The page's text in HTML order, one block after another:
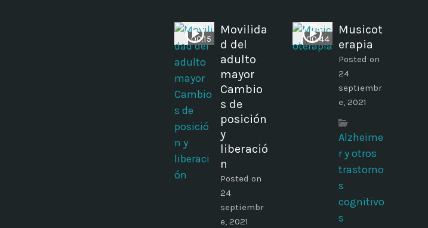
00:15
Movilida
d del
adulto
mayor
Cambio
s de
posición
y
liberació
n
Posted on
24
septiembr
e, 2021
00:44
Musicot
erapia
Posted on
24
septiembr
e, 2021
Alzheime
r y otros
trastorno
s
cognitivo
s